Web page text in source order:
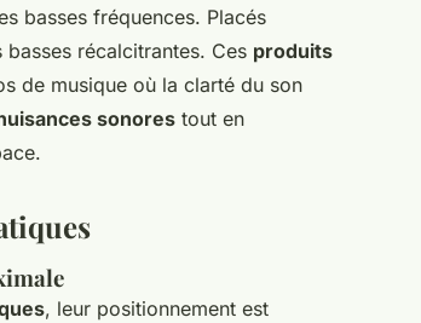
basses fréquences. Placés
récalcitrantes. Ces produits
de musique où la clarté du son
sonores tout en
, leur positionnement est